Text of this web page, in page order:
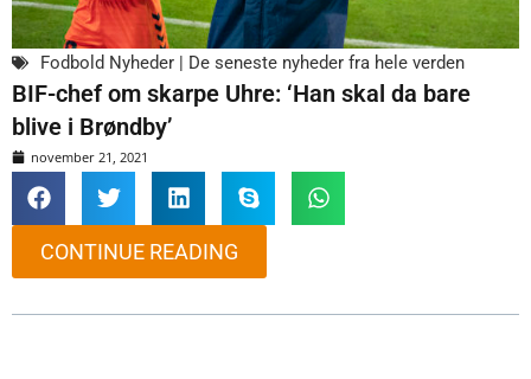
Fodbold Nyheder | De seneste nyheder fra hele verden
BIF-chef om skarpe Uhre: ‘Han skal da bare
blive i Brøndby’
november 21, 2021
CONTINUE READING